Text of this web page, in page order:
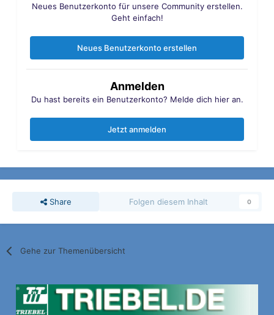
Neues Benutzerkonto für unsere Community erstellen.
Geht einfach!
Neues Benutzerkonto erstellen
Anmelden
Du hast bereits ein Benutzerkonto? Melde dich hier an.
Jetzt anmelden
Share Folgen diesem Inhalt 0
Gehe zur Themenübersicht